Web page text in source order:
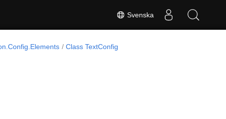
Svenska
Class TextConfig